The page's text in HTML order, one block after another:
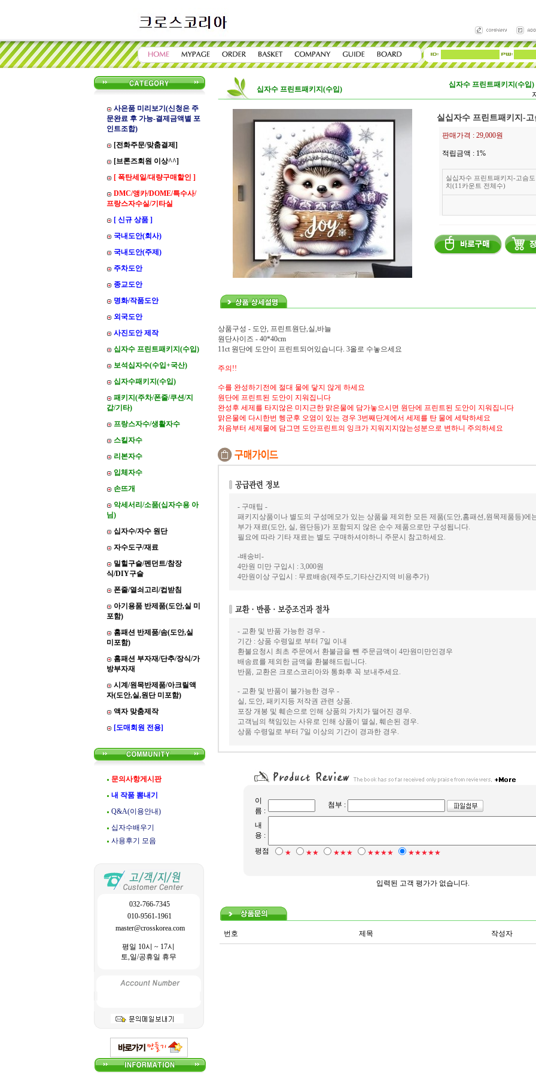
사은품 미리보기(신청은 주
문완료 후 가능-결제금액별 포
인트조합)
[전화주문/맞춤결제]
[브론즈회원 이상^^]
[ 폭탄세일/대량구매할인 ]
DMC/앵카/DOME/특수사/
프랑스자수실/기타실
[ 신규 상품 ]
국내도안(회사)
국내도안(주제)
주차도안
종교도안
명화/작품도안
외국도안
사진도안 제작
십자수 프린트패키지(수입)
보석십자수(수입+국산)
십자수패키지(수입)
패키지(주차/폰줄/쿠션/지
갑/기타)
프랑스자수/생활자수
스킬자수
리본자수
입체자수
손뜨개
악세서리/소품(십자수용 아
님)
십자수/자수 원단
자수도구/재료
밀힐구슬/펜던트/참장
식/DIY구슬
폰줄/열쇠고리/컵받침
아기용품 반제품(도안,실 미
포함)
홈패션 반제품/솜(도안,실
미포함)
홈패션 부자재/단추/장식/가
방부자재
시계/원목반제품/아크릴액
자(도안,실,원단 미포함)
액자 맞춤제작
[도매회원 전용]
문의사항게시판
내 작품 뽐내기
Q&A(이용안내)
십자수배우기
사용후기 모음
032-766-7345
010-9561-1961
master@crosskorea.com
평일 10시 ~ 17시
토,일/공휴일 휴무
십자수 프린트패키지(수입)
십자수 프린트패키지(수입)
실십자수 프린트패키지-
판매가격 : 29,000원
적립금액 : 1%
실십자수 프린트패키지-고슴도
치(11카운트 전체수)
상품구성 - 도안, 프린트원단,실,바늘
원단사이즈 - 40*40cm
11ct 원단에 도안이 프린트되어있습니다. 3올로 수놓으세요
주의!!
수를 완성하기전에 절대 물에 닿지 않게 하세요
원단에 프린트된 도안이 지워집니다
완성후 세제를 타지않은 미지근한 맑은물에 담가놓으시면 원단에 프린트된 도안이 지워집니다
맑은물에 다시한번 헹군후 오염이 있는 경우 3번째단계에서 세제를 탄 물에 세탁하세요
처음부터 세제물에 담그면 도안프린트의 잉크가 지워지지않는성분으로 변하니 주의하세요
- 구매팁 -
패키지상품이나 별도의 구성메모가 있는 상품을 제외한 모든 제품(도안,홈패션,원목제품등)에
부가 재료(도안, 실, 원단등)가 포함되지 않은 순수 제품으로만 구성됩니다.
필요에 따라 기타 재료는 별도 구매하셔야하니 주문시 참고하세요.
-배송비-
4만원 미만 구입시 : 3,000원
4만원이상 구입시 : 무료배송(제주도,기타산간지역 비용추가)
- 교환 및 반품 가능한 경우 -
기간 : 상품 수령일로 부터 7일 이내
환불요청시 최초 주문에서 환불금을 뺀 주문금액이 4만원미만인경우
배송료를 제외한 금액을 환불해드립니다.
반품, 교환은 크로스코리아와 통화후 꼭 보내주세요.
- 교환 및 반품이 불가능한 경우 -
실, 도안, 패키지등 저작권 관련 상품.
포장 개봉 및 훼손으로 인해 상품의 가치가 떨어진 경우.
고객님의 책임있는 사유로 인해 상품이 멸실, 훼손된 경우.
상품 수령일로 부터 7일 이상의 기간이 경과한 경우.
이
름 :
첨부 :
내
용 :
평점
★ ★★ ★★★ ★★★★ ★★★★★
입력된 고객 평가가 없습니다.
번호 제목 작성자